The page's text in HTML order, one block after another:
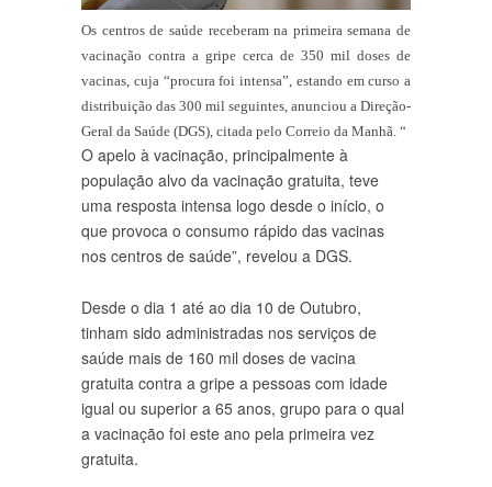
Os centros de saúde receberam na primeira semana de
vacinação contra a gripe cerca de 350 mil doses de
vacinas, cuja “procura foi intensa”, estando em curso a
distribuição das 300 mil seguintes, anunciou a Direção-
Geral da Saúde (DGS), citada pelo Correio da Manhã. “
O apelo à vacinação, principalmente à
população alvo da vacinação gratuita, teve
uma resposta intensa logo desde o início, o
que provoca o consumo rápido das vacinas
nos centros de saúde”, revelou a DGS.
Desde o dia 1 até ao dia 10 de Outubro,
tinham sido administradas nos serviços de
saúde mais de 160 mil doses de vacina
gratuita contra a gripe a pessoas com idade
igual ou superior a 65 anos, grupo para o qual
a vacinação foi este ano pela primeira vez
gratuita.